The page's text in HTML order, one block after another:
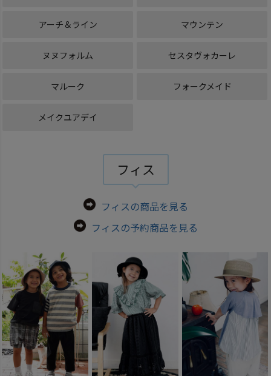
アーチ＆ライン マウンテン
ヌヌフォルム セスタヴォカーレ
マルーク フォークメイド
メイクユアデイ
フィス
フィスの商品を見る
フィスの予約商品を見る